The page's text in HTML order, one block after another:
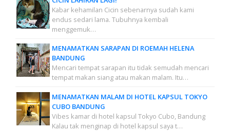
Kabar kehamilan Cicin sebenarnya sudah kami
endus sedari lama. Tubuhnya kembali
menggemuk…
MENAMATKAN SARAPAN DI ROEMAH HELENA
BANDUNG
Mencari tempat sarapan itu tidak semudah mencari
tempat makan siang atau makan malam. Itu…
MENAMATKAN MALAM DI HOTEL KAPSUL TOKYO
CUBO BANDUNG
Vibes kamar di hotel kapsul Tokyo Cubo, Bandung
Kalau tak menginap di hotel kapsul saya t…